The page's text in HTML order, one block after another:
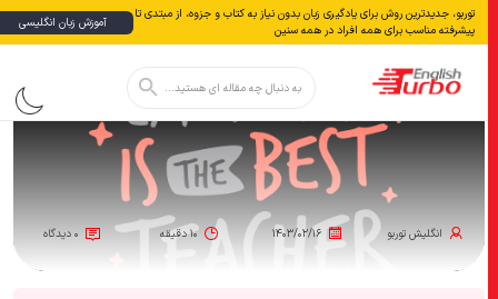
توربو، جدیدترین روش برای یادگیری زبان بدون نياز به كتاب و جزوه، از مبتدی تا
پیشرفته مناسب برای همه افراد در همه سنین
آموزش زبان انگلیسی
برای:
انگلیش‌ توربو ۱۴۰۳/۰۲/۱۶ ۱۰ دقیقه ۰ دیدگاه